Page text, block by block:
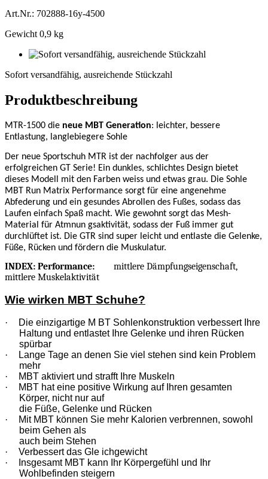
Art.Nr.: 702888-16y-4500
Gewicht 0,9 kg
Sofort versandfähig, ausreichende Stückzahl
Produktbeschreibung
MTR-1500 die neue MBT Generation: leichter, bessere
Entlastung, langlebiegere Sohle
Der neue Sportschuh MTR ist der nachfolger aus der
erfolgreichen GT Serie! Ein dunkles, schlichtes Design bietet
dieses Modell mit den Farben weiss und etwas grau. Die Sohle
MBT Run Matrix Performance sorgt für eine angenehme
Abfederung und ein gesundes Abrollen des Fußes, sodass das
Laufen einfach Spaß macht. Wie gewohnt sorgt das Mesh-
Material für Atmnun gsaktivität, sodass der Fuß immer gut
durchlüftet ist. Die GTR sind super leicht und entlaste die Gelenke,
Füße, Rücken und fördern die Muskulatur.
INDEX: Performance:
mittlere Dämpfungseigenschaft,
mittlere Muskelaktivität
Wie wirken MBT Schuhe?
·
Die einzigartige M BT Sohlenkonstruktion verbessert Ihre
Haltung und entlastet Ihre Gelenke und ihren Rücken
spürbar
·
Lange Tage an denen Sie viel stehen sind kein Problem
mehr
·
MBT aktiviert und strafft Ihre Muskeln
·
MBT hat eine positive Wirkung auf Ihren gesamten
Körper, nicht nur auf
die Füße, Gelenke und Rücken
·
Mit MBT können Sie mehr Kalorien verbrennen, sowohl
beim Gehen als
auch beim Stehen
·
Verbessert das Gle ichgewicht
·
Insgesamt MBT kann Ihr Körpergefühl und Ihr
Wohlbefinden steigern